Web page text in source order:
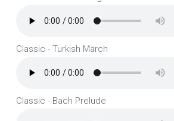
Classic - Turkish March
Classic - Bach Prelude